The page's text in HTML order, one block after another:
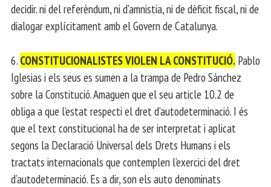
decidir. ni del referèndum, ni d’amnistia, ni de dèficit fiscal, ni de
dialogar explícitament amb el Govern de Catalunya.
6. CONSTITUCIONALISTES VIOLEN LA CONSTITUCIÓ. Pablo
Iglesias i els seus es sumen a la trampa de Pedro Sánchez
sobre la Constitució. Amaguen que el seu article 10.2 de
obliga a que l’estat respecti el dret d’autodeterminació. I és
que el text constitucional ha de ser interpretat i aplicat
segons la Declaració Universal dels Drets Humans i els
tractats internacionals que contemplen l’exercici del dret
d’autodeterminació. Es a dir, son els auto denominats